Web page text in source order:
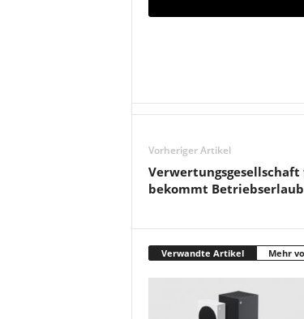
Vorheriger Artikel
Verwertungsgesellschaft
bekommt
Verwandte Artikel Mehr